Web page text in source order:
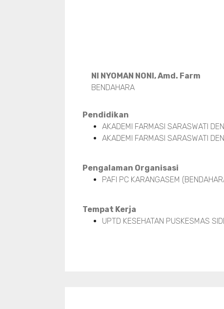
NI NYOMAN NONI, Amd. Farm
BENDAHARA
Pendidikan
AKADEMI FARMASI SARASWATI
AKADEMI FARMASI SARASWATI
Pengalaman Organisasi
PAFI PC KARANGASEM
Tempat Kerja
UPTD KESEHATAN PUSKESMAS